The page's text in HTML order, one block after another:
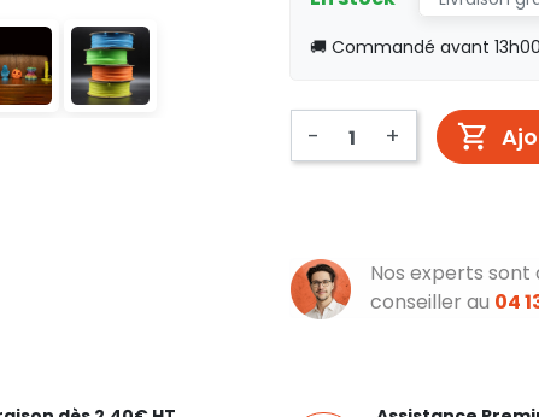
🚚 Commandé avant
- +
Nos experts
conseiller au 04